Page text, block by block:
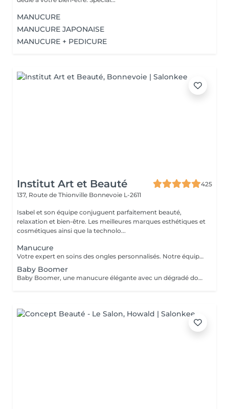
MANUCURE
MANUCURE JAPONAISE
MANUCURE + PEDICURE
Institut Art et Beauté
425
137, Route de Thionville Bonnevoie L-2611
Isabel et son équipe conjuguent parfaitement beauté,
relaxation et bien-être. Les meilleures marques esthétiques et
cosmétiques ainsi que la technolo...
Manucure
Votre expert en soins des ongles personnalisés. Notre équipe de prothésistes ongulaires diplômées vous offre une gamme complète de services pour des ongles magnifiques et durables. Expertise et Professionnalisme : Prothésistes qualifiées et expérimentées : o Isabel, o Francesca, o Fatima, o Deborah, o Patricia, o Mirza, Des produits de haute qualité, aux couleurs variées pour des résultats éclatants et durables. Garantie de beauté et santé de vos ongles. Services adaptés à vos goûts et votre personnalité Capsules pour allonger rapidement vos ongles. Rallongement en Gel : Pour un résultat naturel et durable. Remplissage toute les 3 a 4 semaines pour comble la repousse et préserve l'intégrité de la pose initiale. Manucure Soins et esthétisme pour des ongles en pleine santé et élégants. Nos Techniques Manucure Combinée : Soins complets et embellissement. Vernis Semi-Permanent : Couleur durable sans pose de gel. Chablon ou Capsules : Pose traditionnelle ou look naturel.
Baby Boomer
Baby Boomer, une manucure élégante avec un dégradé doux allant d'un nude naturel à un blanc éclatant. Ce style chic est parfait pour toutes les occasions. Sublimez vos ongles avec cette tendance incontournable ! Réservez dès maintenant pour profiter d'un look sophistiqué. Ne manquez pas l'ocasion de briller !